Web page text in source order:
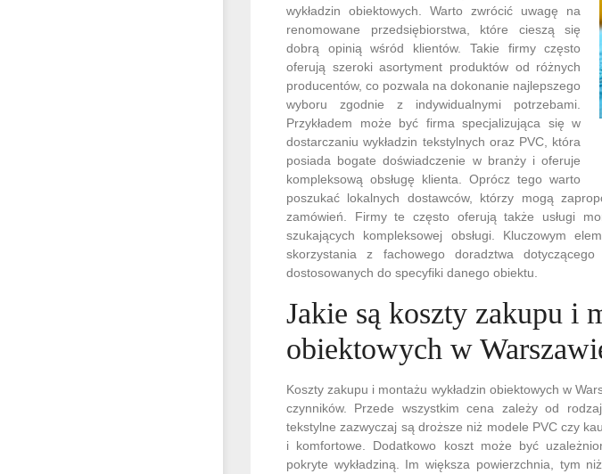
wykładzin obiektowych. Warto zwrócić uwagę na
renomowane przedsiębiorstwa, które cieszą się
dobrą opinią wśród klientów. Takie firmy często
oferują szeroki asortyment produktów od różnych
producentów, co pozwala na dokonanie najlepszego
wyboru zgodnie z indywidualnymi potrzebami.
Przykładem może być firma specjalizująca się w
dostarczaniu wykładzin tekstylnych oraz PVC, która
posiada bogate doświadczenie w branży i oferuje
kompleksową obsługę klienta. Oprócz tego warto
poszukać lokalnych dostawców, którzy mogą
zamówień. Firmy te często oferują także usługi
szukających kompleksowej obsługi. Kluczowym
skorzystania z fachowego doradztwa
dostosowanych do specyfiki danego obiektu.
Jakie są koszty zakupu i
obiektowych w
Koszty zakupu i montażu wykładzin obiektowych w
czynników. Przede wszystkim cena zależy od
tekstylne zazwyczaj są droższe niż modele PVC czy
i komfortowe. Dodatkowo koszt może być
pokryte wykładziną. Im większa powierzchnia, tym